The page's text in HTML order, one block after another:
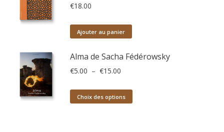
€18.00
Ajouter au panier
Alma de Sacha Fédérowsky
€5.00 – €15.00
prix :
€5.00
Choix des options